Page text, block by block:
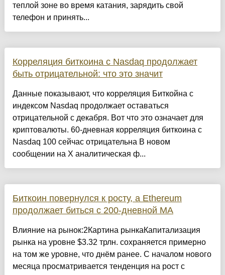
теплой зоне во время катания, зарядить свой
телефон и принять...
Корреляция биткоина с Nasdaq продолжает
быть отрицательной: что это значит
Данные показывают, что корреляция Биткойна с
индексом Nasdaq продолжает оставаться
отрицательной с декабря. Вот что это означает для
криптовалюты. 60-дневная корреляция биткоина с
Nasdaq 100 сейчас отрицательна В новом
сообщении на X аналитическая ф...
Биткоин повернулся к росту, а Ethereum
продолжает биться с 200-дневной MA
Влияние на рынок:2Картина рынкаКапитализация
рынка на уровне $3.32 трлн. сохраняется примерно
на том же уровне, что днём ранее. С началом нового
месяца просматривается тенденция на рост с